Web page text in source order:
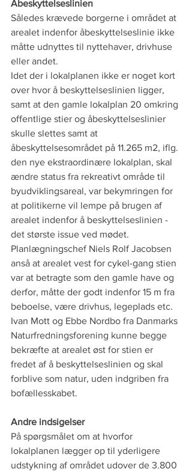
Åbeskyttelseslinien
Således krævede borgerne i området at
arealet indenfor åbeskyttelseslinie ikke
måtte udnyttes til nyttehaver, drivhuse
eller andet.
Idet der i lokalplanen ikke er noget kort
over hvor å beskyttelseslinien ligger,
samt at den gamle lokalplan 20 omkring
offentlige stier og åbeskyttelseslinier
skulle slettes samt at
åbeskyttelsesområdet på 11.265 m2, iflg.
den nye ekstraordinære lokalplan, skal
ændre status fra rekreativt område til
byudviklingsareal, var bekymringen for
at politikerne vil lempe på brugen af
arealet indenfor å beskyttelseslinien -
det største issue ved mødet.
Planlægningschef Niels Rolf Jacobsen
anså at arealet vest for cykel-gang stien
var at betragte som den gamle have og
derfor, måtte der godt indenfor 15 m fra
beboelse, være drivhus, legeplads etc.
Ivan Mott og Ebbe Nordbo fra Danmarks
Naturfredningsforening kunne begge
bekræfte at arealet øst for stien er
fredet af å beskyttelseslinien og skal
forblive som natur, uden indgriben fra
bofællesskabet.
Andre indsigelser
På spørgsmålet om at hvorfor
lokalplanen lægger op til yderligere
udstykning af området udover de 3.800